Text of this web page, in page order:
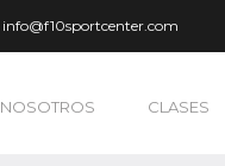
info@f10sportcenter.com
NOSOTROS CLASES